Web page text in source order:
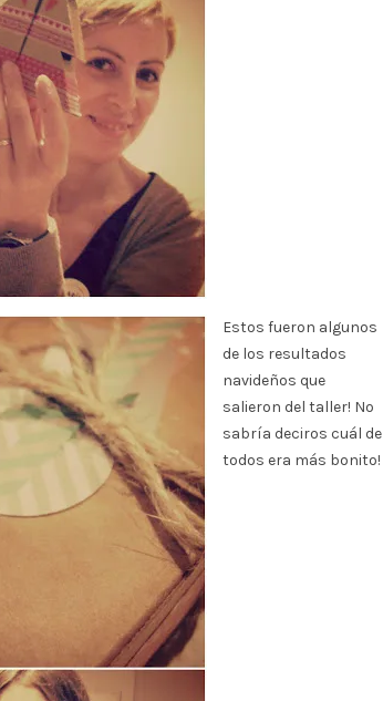
Estos fueron algunos
de los resultados
navideños que
salieron del taller! No
sabría deciros cuál de
todos era más bonito!